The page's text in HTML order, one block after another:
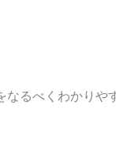
るべくわかりや